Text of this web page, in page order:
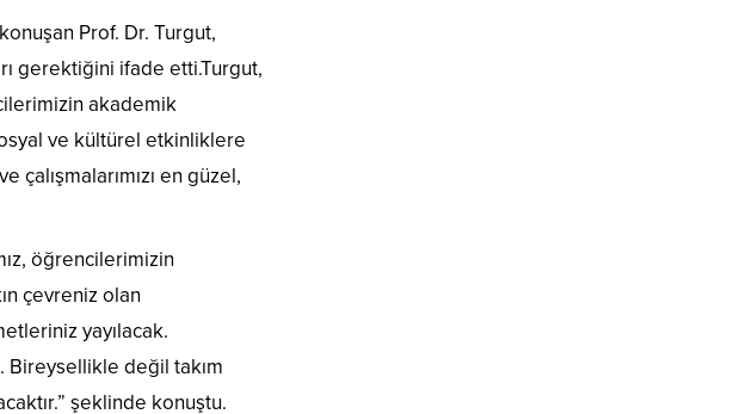
Prof. Dr. Turgut,
gerektiğini ifade etti.Turgut,
akademik
ve kültürel etkinliklere
en güzel,
öğrencilerimizin
çevreniz olan
yayılacak.
değil takım
şeklinde konuştu.